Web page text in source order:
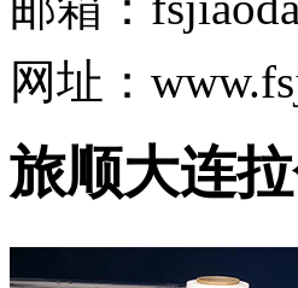
网址：
旅顺大连